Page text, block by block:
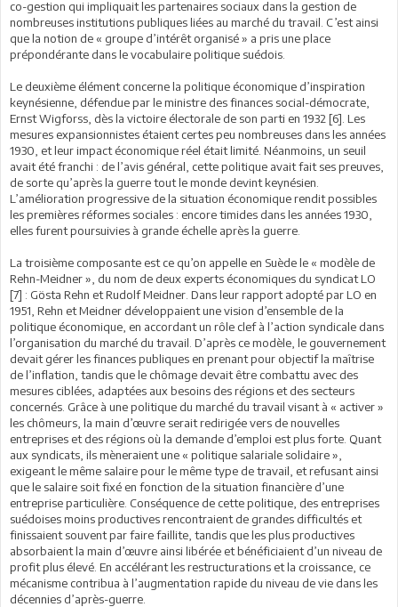
co-gestion qui impliquait les partenaires sociaux dans la gestion de
nombreuses institutions publiques liées au marché du travail. C’est ainsi
que la notion de « groupe d’intérêt organisé » a pris une place
prépondérante dans le vocabulaire politique suédois.
Le deuxième élément concerne la politique économique d’inspiration
keynésienne, défendue par le ministre des finances social-démocrate,
Ernst Wigforss, dès la victoire électorale de son parti en 1932 [6]. Les
mesures expansionnistes étaient certes peu nombreuses dans les années
1930, et leur impact économique réel était limité. Néanmoins, un seuil
avait été franchi : de l’avis général, cette politique avait fait ses preuves,
de sorte qu’après la guerre tout le monde devint keynésien.
L’amélioration progressive de la situation économique rendit possibles
les premières réformes sociales : encore timides dans les années 1930,
elles furent poursuivies à grande échelle après la guerre.
La troisième composante est ce qu’on appelle en Suède le « modèle de
Rehn-Meidner », du nom de deux experts économiques du syndicat LO
[7] : Gösta Rehn et Rudolf Meidner. Dans leur rapport adopté par LO en
1951, Rehn et Meidner développaient une vision d’ensemble de la
politique économique, en accordant un rôle clef à l’action syndicale dans
l’organisation du marché du travail. D’après ce modèle, le gouvernement
devait gérer les finances publiques en prenant pour objectif la maîtrise
de l’inflation, tandis que le chômage devait être combattu avec des
mesures ciblées, adaptées aux besoins des régions et des secteurs
concernés. Grâce à une politique du marché du travail visant à « activer »
les chômeurs, la main d’œuvre serait redirigée vers de nouvelles
entreprises et des régions où la demande d’emploi est plus forte. Quant
aux syndicats, ils mèneraient une « politique salariale solidaire »,
exigeant le même salaire pour le même type de travail, et refusant ainsi
que le salaire soit fixé en fonction de la situation financière d’une
entreprise particulière. Conséquence de cette politique, des entreprises
suédoises moins productives rencontraient de grandes difficultés et
finissaient souvent par faire faillite, tandis que les plus productives
absorbaient la main d’œuvre ainsi libérée et bénéficiaient d’un niveau de
profit plus élevé. En accélérant les restructurations et la croissance, ce
mécanisme contribua à l’augmentation rapide du niveau de vie dans les
décennies d’après-guerre.